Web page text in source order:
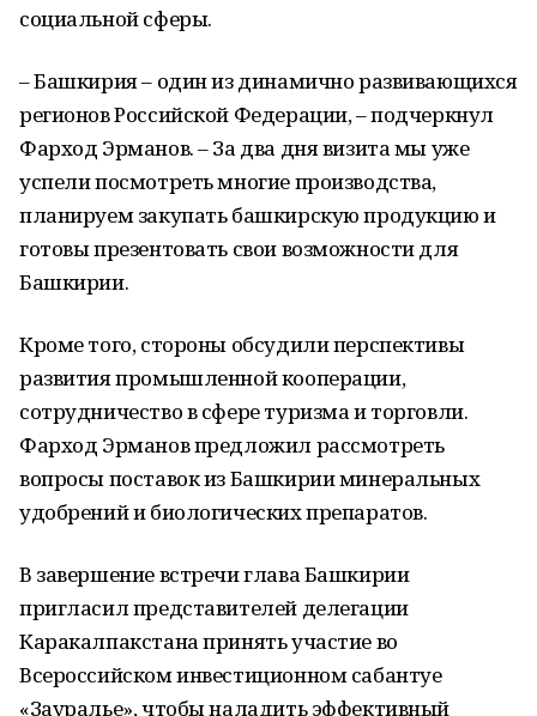
социальной сферы.
– Башкирия – один из динамично развивающихся
регионов Российской Федерации, – подчеркнул
Фарход Эрманов. – За два дня визита мы уже
успели посмотреть многие производства,
планируем закупать башкирскую продукцию и
готовы презентовать свои возможности для
Башкирии.
Кроме того, стороны обсудили перспективы
развития промышленной кооперации,
сотрудничество в сфере туризма и торговли.
Фарход Эрманов предложил рассмотреть
вопросы поставок из Башкирии минеральных
удобрений и биологических препаратов.
В завершение встречи глава Башкирии
пригласил представителей делегации
Каракалпакстана принять участие во
Всероссийском инвестиционном сабантуе
«Зауралье», чтобы наладить эффективный